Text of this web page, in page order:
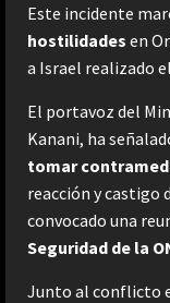
Este incidente
hostilidades en
a Israel realizado
El portavoz del
Kanani, ha
tomar
reacción y castigo
convocado una
Seguridad de la
Junto al conflicto